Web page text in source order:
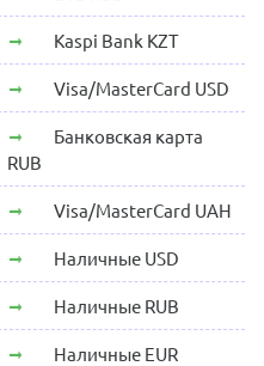
Kaspi Bank KZT
Visa/MasterCard USD
Банковская карта
RUB
Visa/MasterCard UAH
Наличные USD
Наличные RUB
Наличные EUR